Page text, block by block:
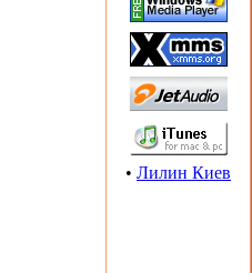
• Лилин Киев